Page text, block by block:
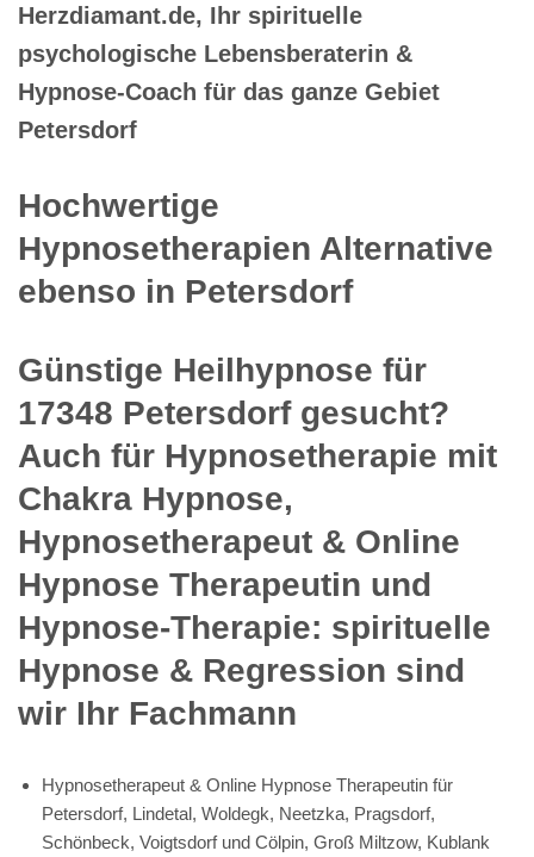
Herzdiamant.de, Ihr spirituelle
psychologische Lebensberaterin &
Hypnose-Coach für das ganze Gebiet
Petersdorf
Hochwertige
Hypnosetherapien Alternative
ebenso in Petersdorf
Günstige Heilhypnose für
17348 Petersdorf gesucht?
Auch für Hypnosetherapie mit
Chakra Hypnose,
Hypnosetherapeut & Online
Hypnose Therapeutin und
Hypnose-Therapie: spirituelle
Hypnose & Regression sind
wir Ihr Fachmann
Hypnosetherapeut & Online Hypnose Therapeutin für
Petersdorf, Lindetal, Woldegk, Neetzka, Pragsdorf,
Schönbeck, Voigtsdorf und Cölpin, Groß Miltzow, Kublank